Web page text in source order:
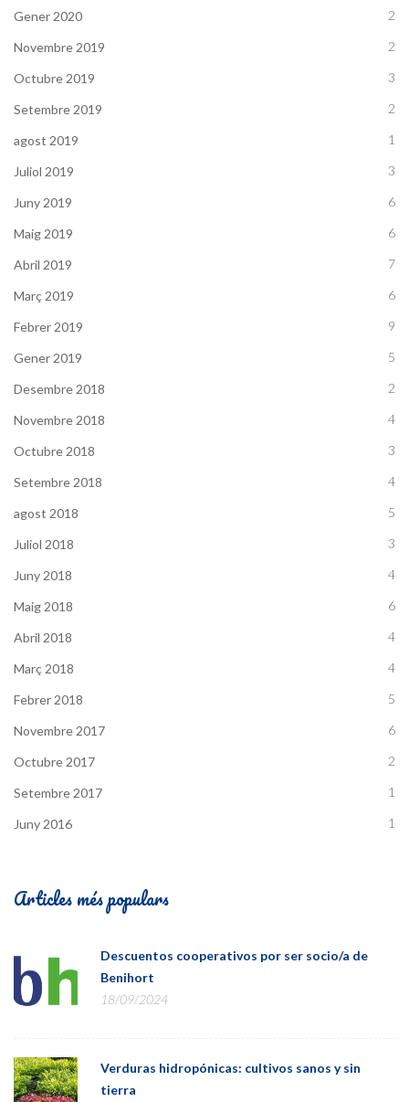
Gener 2020 2
Novembre 2019 2
Octubre 2019 3
Setembre 2019 2
agost 2019 1
Juliol 2019 3
Juny 2019 6
Maig 2019 6
Abril 2019 7
Març 2019 6
Febrer 2019 9
Gener 2019 5
Desembre 2018 2
Novembre 2018 4
Octubre 2018 3
Setembre 2018 4
agost 2018 5
Juliol 2018 3
Juny 2018 4
Maig 2018 6
Abril 2018 4
Març 2018 4
Febrer 2018 5
Novembre 2017 6
Octubre 2017 2
Setembre 2017 1
Juny 2016 1
Articles més populars
Descuentos cooperativos por ser socio/a de
Benihort
18/09/2024
Verduras hidropónicas: cultivos sanos y sin
tierra